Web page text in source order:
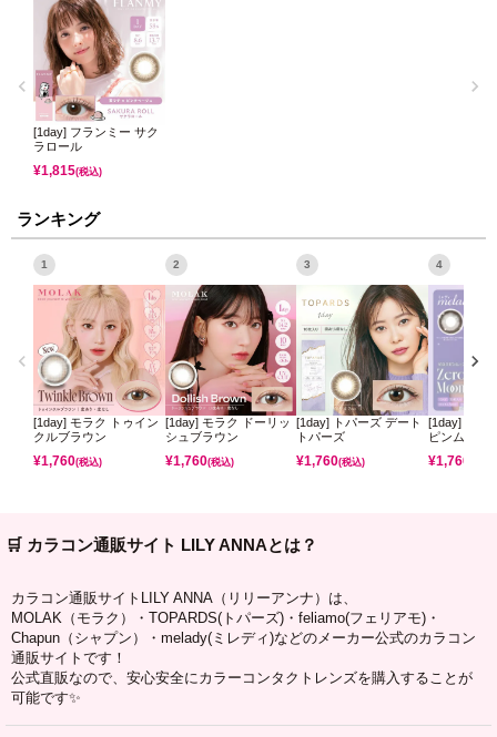
[1day] フランミー サク
ラロール
¥1,815(税込)
ランキング
1
[1day] モラク トゥイン
クルブラウン
¥1,760(税込)
2
[1day] モラク ドーリッ
シュブラウン
¥1,760(税込)
3
[1day] トパーズ デート
トパーズ
¥1,760(税込)
4
[1day] ミレ
ピンムーン
¥1,760
🛒 カラコン通販サイト LILY ANNAとは？
カラコン通販サイトLILY ANNA（リリーアンナ）は、
MOLAK（モラク）・TOPARDS(トパーズ)・feliamo(フェリアモ)・
Chapun（シャプン）・melady(ミレディ)などのメーカー公式のカラコン
通販サイトです！
公式直販なので、安心安全にカラーコンタクトレンズを購入することが
可能です✨